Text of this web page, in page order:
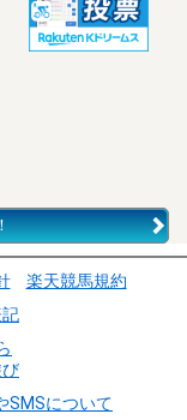
楽天競馬規約
SMSについて